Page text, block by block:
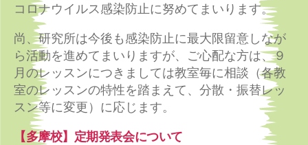
コロナウイルス感染防止に努めてまいります。
尚、研究所は今後も感染防止に最大限留意しなが
ら活動を進めてまいりますが、ご心配な方は、９
月のレッスンにつきましては教室毎に相談（各教
室のレッスンの特性を踏まえて、分散・振替レッ
スン等に変更）に応じます。
【多摩校】定期発表会について